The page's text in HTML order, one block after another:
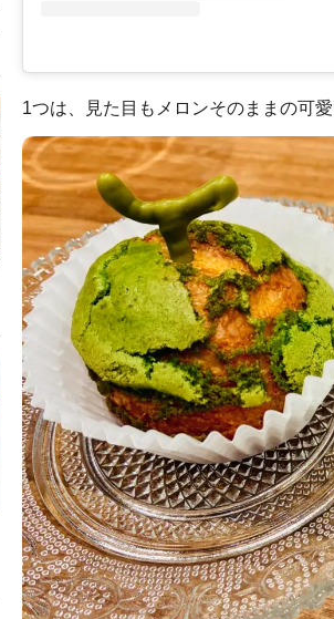
1つは、見た目もメロンそのままの可